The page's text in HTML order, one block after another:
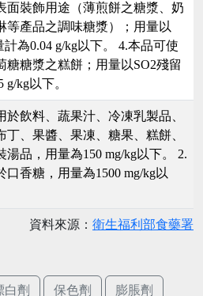
面裝飾用途（薄煎餅之糖漿、奶
等產品之調味糖漿）；用量以
計為0.04 g/kg以下。 4.本品可使
糖糖漿之糕餅；用量以SO2殘留
g/kg以下。
於飲料、蔬果汁、冷凍乳製品、
丁、果醬、果凍、糖果、糕餅、
湯品，用量為150 mg/kg以下。 2.
口香糖，用量為1500 mg/kg以
資料來源： 衛生福利部食藥署
白劑 保色劑 膨脹劑